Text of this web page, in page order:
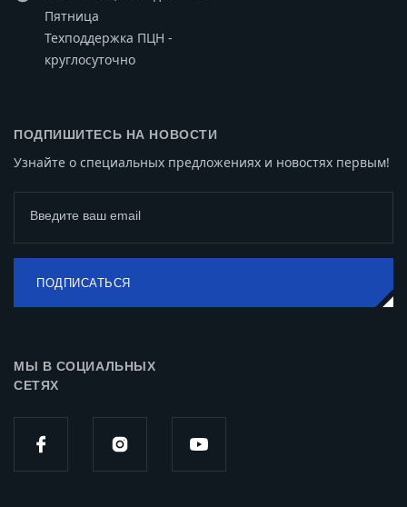
Пятница
Техподдержка ПЦН -
круглосуточно
ПОДПИШИТЕСЬ НА НОВОСТИ
Узнайте о специальных предложениях и новостях первым!
Введите ваш email
ПОДПИСАТЬСЯ
МЫ В СОЦИАЛЬНЫХ
СЕТЯХ